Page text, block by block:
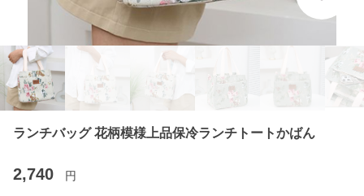
ランチバッグ 花柄模様上品保冷ランチトートかばん
2,740 円